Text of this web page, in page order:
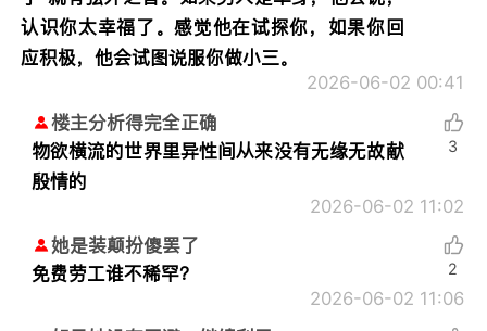
认识你太幸福了。感觉他在试探你，如果你回
应积极，他会试图说服你做小三。
2026-06-02 00:41
楼主分析得完全正确
物欲横流的世界里异性间从来没有无缘无故献
殷情的
2026-06-02 11:02
3
她是装颠扮傻罢了
免费劳工谁不稀罕？
2026-06-02 11:06
2